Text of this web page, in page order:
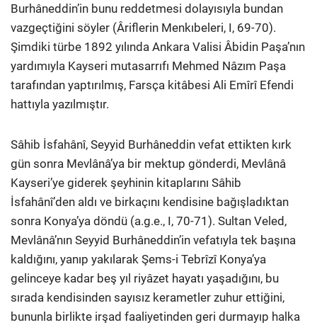
Burhâneddin’in bunu reddetmesi dolayısıyla bundan
vazgeçtiğini söyler (Âriflerin Menkıbeleri, I, 69-70).
Şimdiki türbe 1892 yılında Ankara Valisi Âbidin Paşa’nın
yardımıyla Kayseri mutasarrıfı Mehmed Nâzım Paşa
tarafından yaptırılmış, Farsça kitâbesi Ali Emîrî Efendi
hattıyla yazılmıştır.
Sâhib İsfahânî, Seyyid Burhâneddin vefat ettikten kırk
gün sonra Mevlânâ’ya bir mektup gönderdi, Mevlânâ
Kayseri’ye giderek şeyhinin kitaplarını Sâhib
İsfahânî’den aldı ve birkaçını kendisine bağışladıktan
sonra Konya’ya döndü (a.g.e., I, 70-71). Sultan Veled,
Mevlânâ’nın Seyyid Burhâneddin’in vefatıyla tek başına
kaldığını, yanıp yakılarak Şems-i Tebrîzî Konya’ya
gelinceye kadar beş yıl riyâzet hayatı yaşadığını, bu
sırada kendisinden sayısız kerametler zuhur ettiğini,
bununla birlikte irşad faaliyetinden geri durmayıp halka